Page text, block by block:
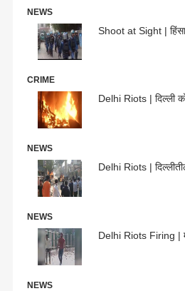
NEWS
Shoot at Sight |
CRIME
Delhi Riots | दिल्ली
NEWS
Delhi Riots |
NEWS
Delhi Riots Firing |
NEWS